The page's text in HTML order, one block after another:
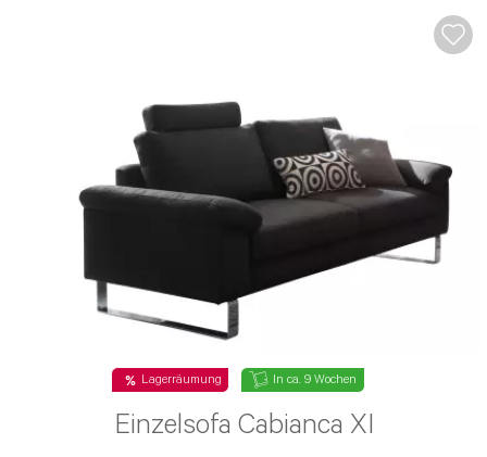
Lagerräumung In ca. 9 Wochen
Einzelsofa Cabianca XI